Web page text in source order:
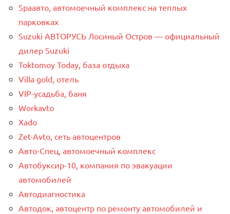
Spaавто, автомоечный комплекс на теплых
парковках
Suzuki АВТОРУСЬ Лосиный Остров — официальный
дилер Suzuki
Toktomoy Today, база отдыха
Villa gold, отель
VIP-усадьба, баня
Workavto
Xado
Zet-Avto, сеть автоцентров
Авто-Спец, автомоечный комплекс
Автобуксир-10, компания по эвакуации
автомобилей
Автодиагностика
Автодок, автоцентр по ремонту автомобилей и